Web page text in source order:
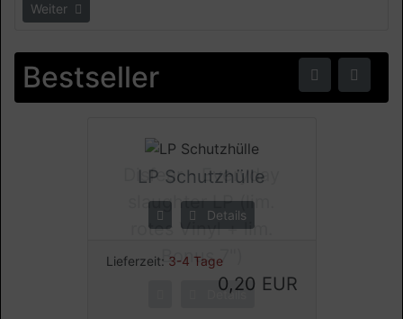
Weiter
Bestseller
LP Schutzhülle
Details
Lieferzeit: 3-4 Tage
0,20 EUR
Disfear - Everyday
rotes Vinyl + lim.
Bonus 7")